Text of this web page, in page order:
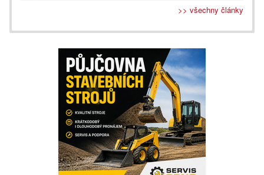
>> všechny články